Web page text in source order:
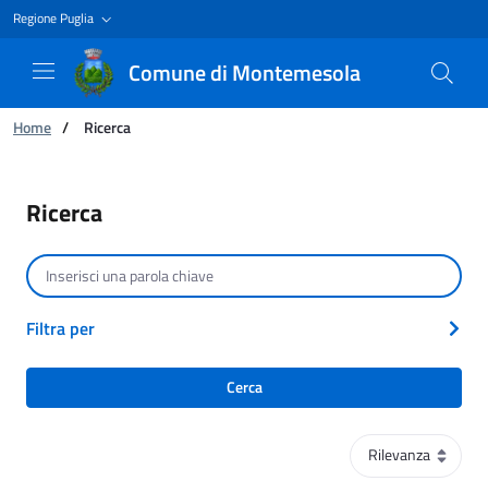
Regione Puglia
Comune di Montemesola
Ti trovi in:
Home / Ricerca
Ricerca
Ordinamento
Cerca per testo
Filtra per
Cerca